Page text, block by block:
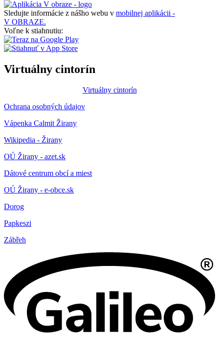
Sledujte informácie z nášho webu v mobilnej aplikácii -
V OBRAZE.
Voľne k stiahnutiu:
Virtuálny cintorín
Virtuálny cintorín
Ochrana osobných údajov
Vápenka Calmit Žirany
Wikipedia - Žirany
OÚ Žirany - azet.sk
Dátové centrum obcí a miest
OÚ Žirany - e-obce.sk
Dorog
Papkeszi
Zábřeh